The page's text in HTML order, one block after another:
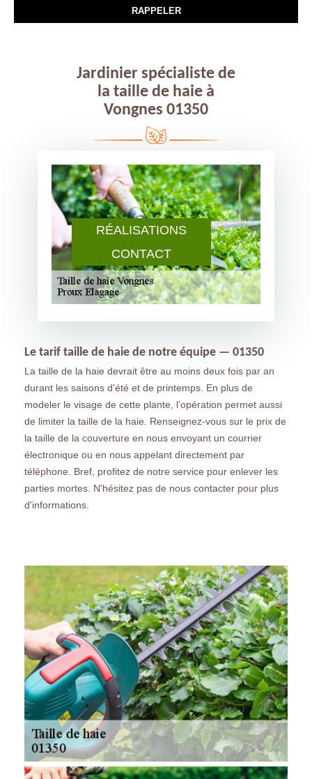
RÉALISATIONS
CONTACT
Jardinier spécialiste de
la taille de haie à
Vongnes 01350
Le tarif taille de haie de notre équipe — 01350
La taille de la haie devrait être au moins deux fois par an
durant les saisons d’été et de printemps. En plus de
modeler le visage de cette plante, l’opération permet aussi
de limiter la taille de la haie. Renseignez-vous sur le prix de
la taille de la couverture en nous envoyant un courrier
électronique ou en nous appelant directement par
téléphone. Bref, profitez de notre service pour enlever les
parties mortes. N'hésitez pas de nous contacter pour plus
d'informations.